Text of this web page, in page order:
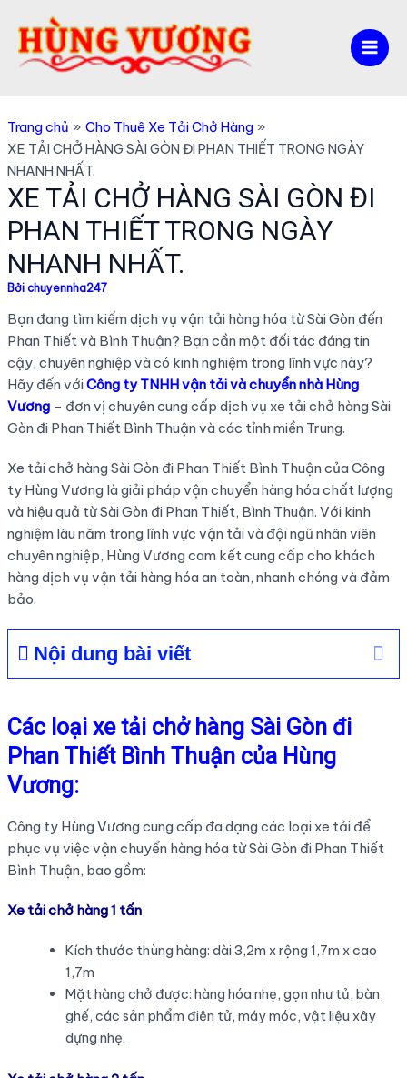
Main
Trang chủ
Cho Thuê Xe Tải Chở Hàng
XE TẢI CHỞ HÀNG SÀI GÒN ĐI PHAN THIẾT TRONG NGÀY
NHANH NHẤT.
XE TẢI CHỞ HÀNG SÀI GÒN ĐI
PHAN THIẾT TRONG NGÀY
NHANH NHẤT.
Bởi chuyennha247
Bạn đang tìm kiếm dịch vụ vận tải hàng hóa từ Sài Gòn đến
Phan Thiết và Bình Thuận? Bạn cần một đối tác đáng tin
cậy, chuyên nghiệp và có kinh nghiệm trong lĩnh vực này?
Hãy đến vớiCông ty TNHH vận tải và chuyển nhà Hùng
Vương– đơn vị chuyên cung cấp dịch vụ xe tải chở hàng Sài
Gòn đi Phan Thiết Bình Thuận và các tỉnh miền Trung.
Xe tải chở hàng Sài Gòn đi Phan Thiết Bình Thuận của Công
ty Hùng Vương là giải pháp vận chuyển hàng hóa chất lượng
và hiệu quả từ Sài Gòn đi Phan Thiết, Bình Thuận. Với kinh
nghiệm lâu năm trong lĩnh vực vận tải và đội ngũ nhân viên
chuyên nghiệp, Hùng Vương cam kết cung cấp cho khách
hàng dịch vụ vận tải hàng hóa an toàn, nhanh chóng và đảm
bảo.
Nội dung bài viết
Các loại xe tải chở hàng Sài Gòn đi
Phan Thiết Bình Thuận của Hùng
Vương:
Công ty Hùng Vương cung cấp đa dạng các loại xe tải để
phục vụ việc vận chuyển hàng hóa từ Sài Gòn đi Phan Thiết
Bình Thuận, bao gồm:
Xe tải chở hàng 1 tấn
Kích thước thùng hàng: dài 3,2m x rộng 1,7m x cao
1,7m
Mặt hàng chở được: hàng hóa nhẹ, gọn như tủ, bàn,
ghế, các sản phẩm điện tử, máy móc, vật liệu xây
dựng nhẹ.